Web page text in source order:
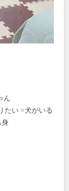
ん
たい #犬がいる